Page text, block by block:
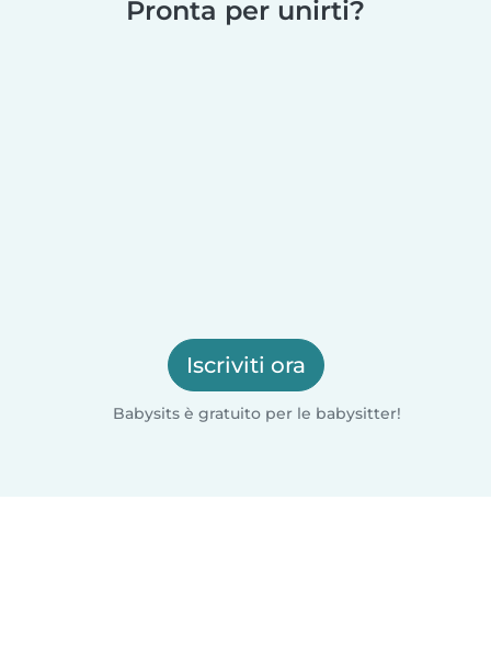
Pronta per unirti?
Iscriviti ora
Babysits è gratuito per le babysitter!